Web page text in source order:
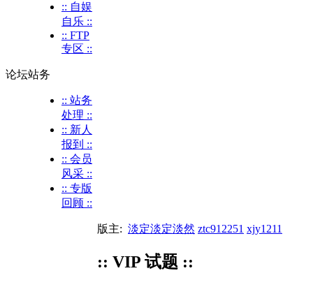
:: 自娱
自乐 ::
:: FTP
专区 ::
论坛站务
:: 站务
处理 ::
:: 新人
报到 ::
:: 会员
风采 ::
:: 专版
回顾 ::
版主: 淡定淡定淡然 ztc912251 xjy1211
:: VIP 试题 ::